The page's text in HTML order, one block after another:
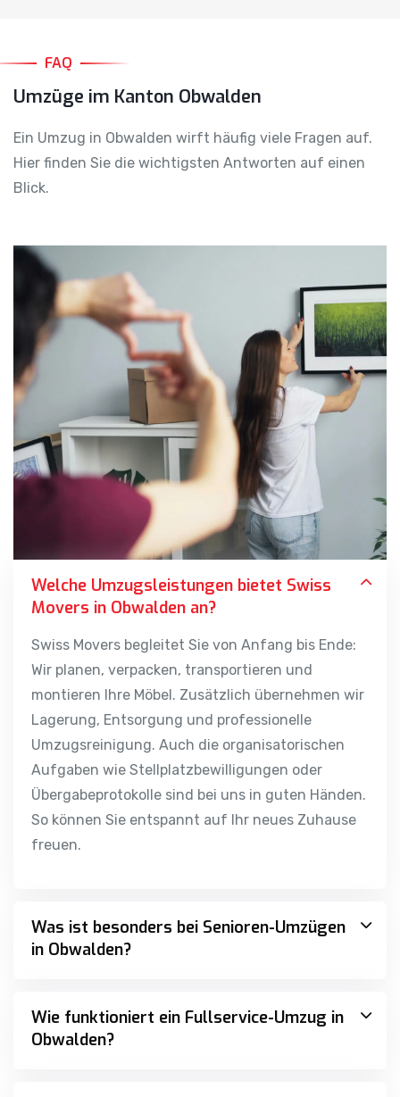
Hier finden Sie die wichtigsten Antworten auf einen
Blick.
Movers in Obwalden an?
Wir planen, verpacken, transportieren und
montieren Ihre Möbel. Zusätzlich übernehmen wir
Lagerung, Entsorgung und professionelle
Umzugsreinigung. Auch die organisatorischen
Aufgaben wie Stellplatzbewilligungen oder
Übergabeprotokolle sind bei uns in guten Händen.
So können Sie entspannt auf Ihr neues Zuhause
freuen.
in Obwalden?
Obwalden?